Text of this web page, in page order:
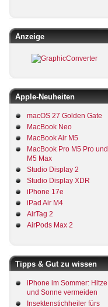
Anzeige
Apple-Neuheiten
macOS 27 Golden Gate
MacBook Neo
MacBook Air M5
MacBook Pro M5 Pro und
M5 Max
Studio Display 2
Studio Display XDR
iPhone 17e
iPad Air M4
AirTag 2
AirPods Max 2
Tipps & Gut zu wissen
iPhone im Sommer: Hitze
und Sonne vermeiden
Insektenstichheiler fürs